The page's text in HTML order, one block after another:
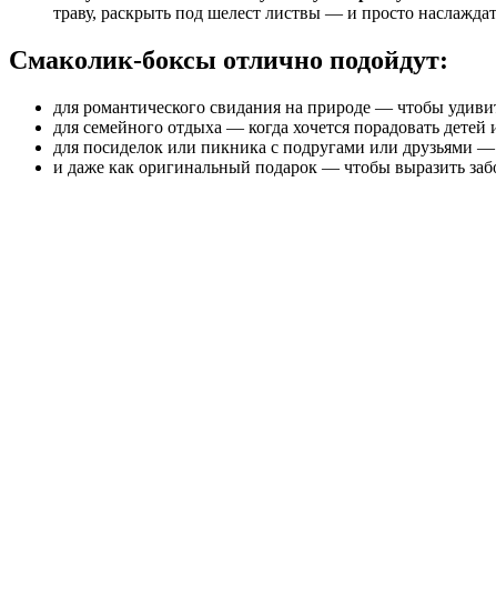
траву, раскрыть под шелест листвы — и просто
Смаколик-боксы отлично подойдут:
для романтического свидания на природе — чтобы
для семейного отдыха — когда хочется порадовать
для посиделок или пикника с подругами или друзьями
и даже как оригинальный подарок — чтобы выразить